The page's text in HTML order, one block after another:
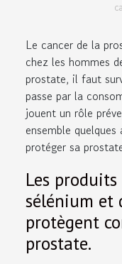
Le cancer de la
chez les hommes
prostate, il faut
passe par la
jouent un rôle
ensemble
protéger sa
Les produits
sélénium et
protègent
prostate.